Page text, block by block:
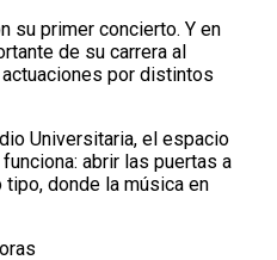
su primer concierto. Y en
de su carrera al
por distintos
Universitaria, el espacio
abrir las puertas a
donde la música en